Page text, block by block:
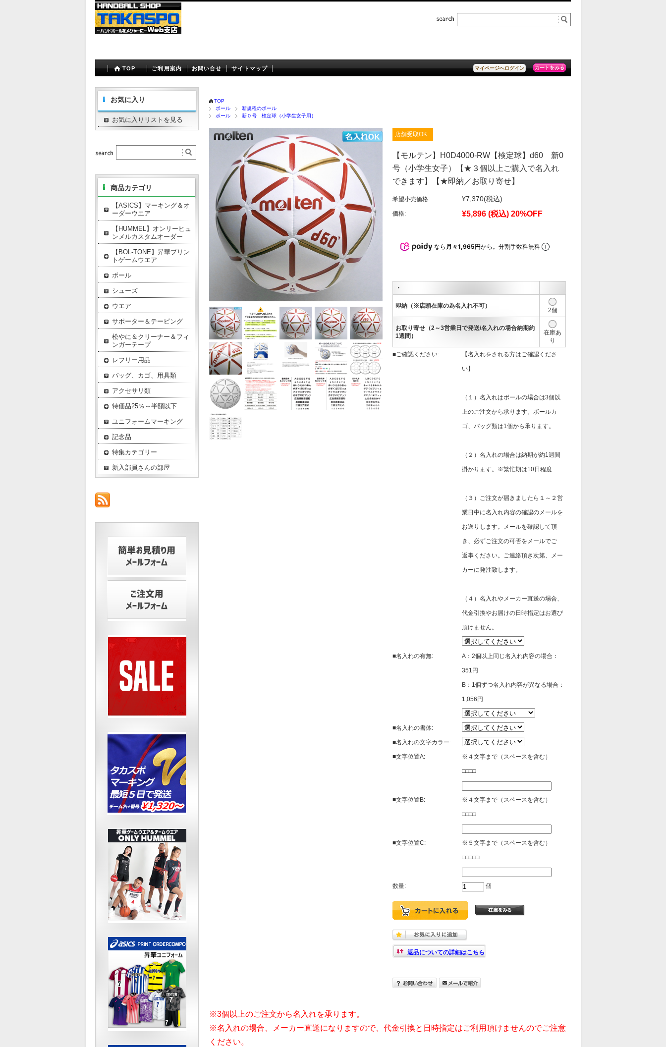
マイページへログイン カートをみる
TOP ご利用案内 お問い合せ サイトマップ
TOP
ボール
新規程のボール
ボール
新０号 検定球（小学生女子用）
店舗受取OK
【モルテン】H0D4000-RW【検定球】d60 新0
号（小学生女子）【★３個以上ご購入で名入れ
できます】【★即納／お取り寄せ】
希望小売価格: ¥7,370(税込)
価格: ¥5,896 (税込) 20%OFF
なら 月々1,965円から。分割手数料無料
・
即納（※店頭在庫の為名入れ不可）
2個
お取り寄せ（2～3営業日で発送/名入れの場合納期約
1週間）
在庫あ
り
■ご確認ください:
【名入れをされる方はご確認くださ
い】
（１）名入れはボールの場合は3個以
上のご注文から承ります。ボールカ
ゴ、バッグ類は1個から承ります。
（２）名入れの場合は納期が約1週間
掛かります。※繁忙期は10日程度
（３）ご注文が届きましたら１～２営
業日中に名入れ内容の確認のメールを
お送りします。メールを確認して頂
き、必ずご注文の可否をメールでご
返事ください。ご連絡頂き次第、メー
カーに発注致します。
（４）名入れやメーカー直送の場合、
代金引換やお届けの日時指定はお選び
頂けません。
■名入れの有無: A：2個以上同じ名入れ内容の場合：
351円
B：1個ずつ名入れ内容が異なる場合：
1,056円
■名入れの書体:
■名入れの文字カラー:
■文字位置A: ※４文字まで（スペースを含む）
□□□□
■文字位置B: ※４文字まで（スペースを含む）
□□□□
■文字位置C: ※５文字まで（スペースを含む）
□□□□□
数量: 個
返品についての詳細はこちら
※3個以上のご注文から名入れを承ります。
※名入れの場合、メーカー直送になりますので、代金引換と日時指定はご利用頂けませんのでご注意
ください。
お気に入り
お気に入りリストを見る
商品カテゴリ
【ASICS】マーキング＆オ
ーダーウエア
【HUMMEL】オンリーヒュ
ンメルカスタムオーダー
【BOL-TONE】昇華プリン
トゲームウエア
ボール
シューズ
ウエア
サポーター＆テーピング
松やに＆クリーナー＆フィ
ンガーテープ
レフリー用品
バッグ、カゴ、用具類
アクセサリ類
特価品25％～半額以下
ユニフォームマーキング
記念品
特集カテゴリー
新入部員さんの部屋